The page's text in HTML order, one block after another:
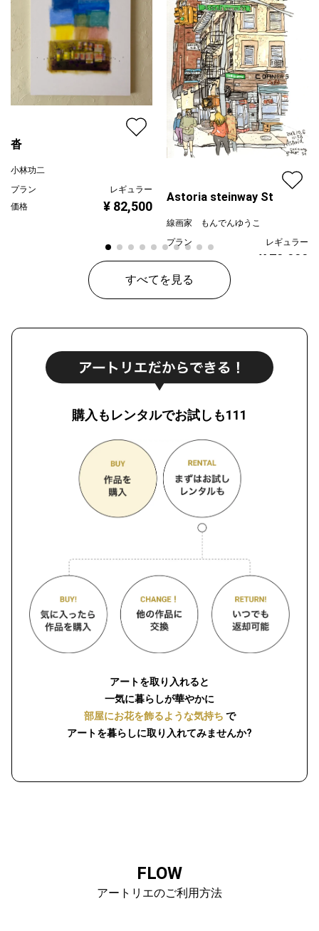
沓
小林功二
プラン
レギュラー
価格
¥ 82,500
Astoria steinway St
線画家 もんでんゆうこ
プラン
レギュラー
価格
¥ 70,000
すべてを見る
購入もレンタルでお試しも111
アートを取り入れると
一気に暮らしが華やかに
部屋にお花を飾るような気持ち で
アートを暮らしに取り入れてみませんか?
FLOW
アートリエのご利用方法